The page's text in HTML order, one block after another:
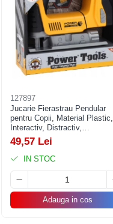
127897
Jucarie Fierastrau Pendular
pentru Copii, Material Plastic,
Interactiv, Distractiv,
19.5x18x6.5 cm, Portocaliu
49,57 Lei
IN STOC
Adauga in cos